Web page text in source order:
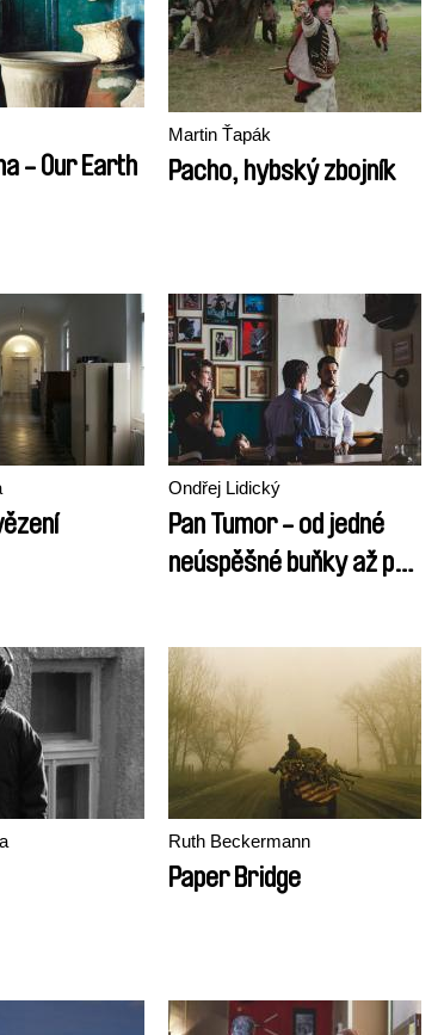
- Our Earth
Martin Ťapák
Pacho, hybský zbojník
Ondřej Lidický
Pan Tumor - od jedné
neúspěšné buňky až po
organismem
Ruth Beckermann
Paper Bridge